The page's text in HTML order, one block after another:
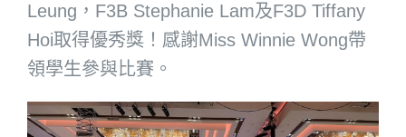
Leung，F3B Stephanie Lam及F3D Tiffany
Hoi取得優秀獎！感謝Miss Winnie Wong帶
領學生參與比賽。